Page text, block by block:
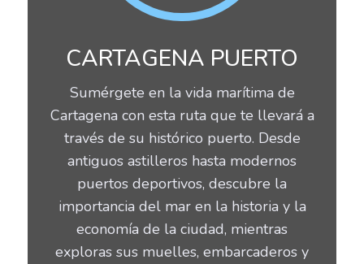
CARTAGENA PUERTO
Sumérgete en la vida marítima de
Cartagena con esta ruta que te llevará a
través de su histórico puerto. Desde
antiguos astilleros hasta modernos
puertos deportivos, descubre la
importancia del mar en la historia y la
economía de la ciudad, mientras
exploras sus muelles, embarcaderos y